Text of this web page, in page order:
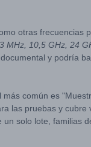
otras frecuencias
MHz, 10,5 GHz, 24
y podría
común es
las pruebas y
solo lote, familias